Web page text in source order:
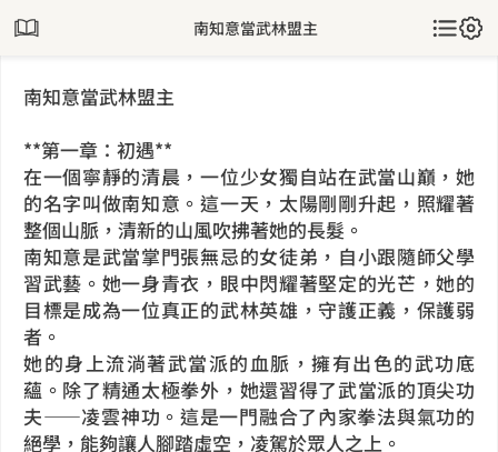
南知意當武林盟主
南知意當武林盟主
**第一章：初遇**
在一個寧靜的清晨，一位少女獨自站在武當山巔，她
的名字叫做南知意。這一天，太陽剛剛升起，照耀著
整個山脈，清新的山風吹拂著她的長髮。
南知意是武當掌門張無忌的女徒弟，自小跟隨師父學
習武藝。她一身青衣，眼中閃耀著堅定的光芒，她的
目標是成為一位真正的武林英雄，守護正義，保護弱
者。
她的身上流淌著武當派的血脈，擁有出色的武功底
蘊。除了精通太極拳外，她還習得了武當派的頂尖功
夫——凌雲神功。這是一門融合了內家拳法與氣功的
絕學，能夠讓人腳踏虛空，凌駕於眾人之上。